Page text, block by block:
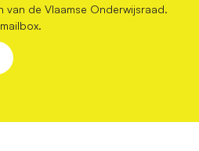
van de Vlaamse Onderwijsraad.